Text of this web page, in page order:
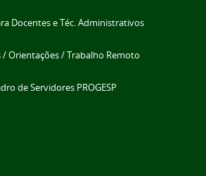
Docentes e Téc. Administrativos
Orientações / Trabalho Remoto
de Servidores PROGESP